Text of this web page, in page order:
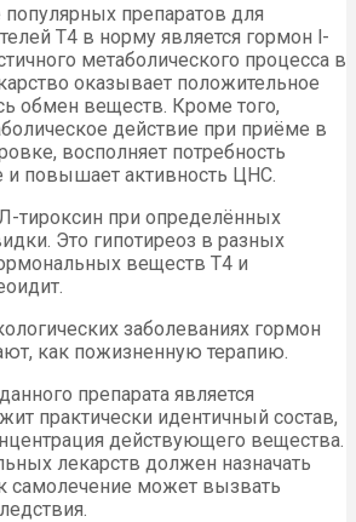
препаратов для
Т4 в норму является гормон l-
метаболического процесса в
оказывает положительное
обмен веществ. Кроме того,
действие при приёме в
восполняет потребность
и повышает активность ЦНС.
тироксин при определённых
Это гипотиреоз в разных
веществ Т4 и
заболеваниях гормон
как пожизненную терапию.
препарата является
практически идентичный состав,
действующего вещества.
лекарств должен назначать
самолечение может вызвать